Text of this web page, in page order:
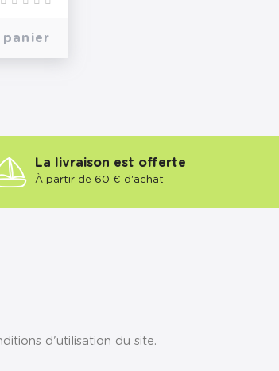
La livraison est offerte
À partir de 60 € d'achat
d'utilisation du site.